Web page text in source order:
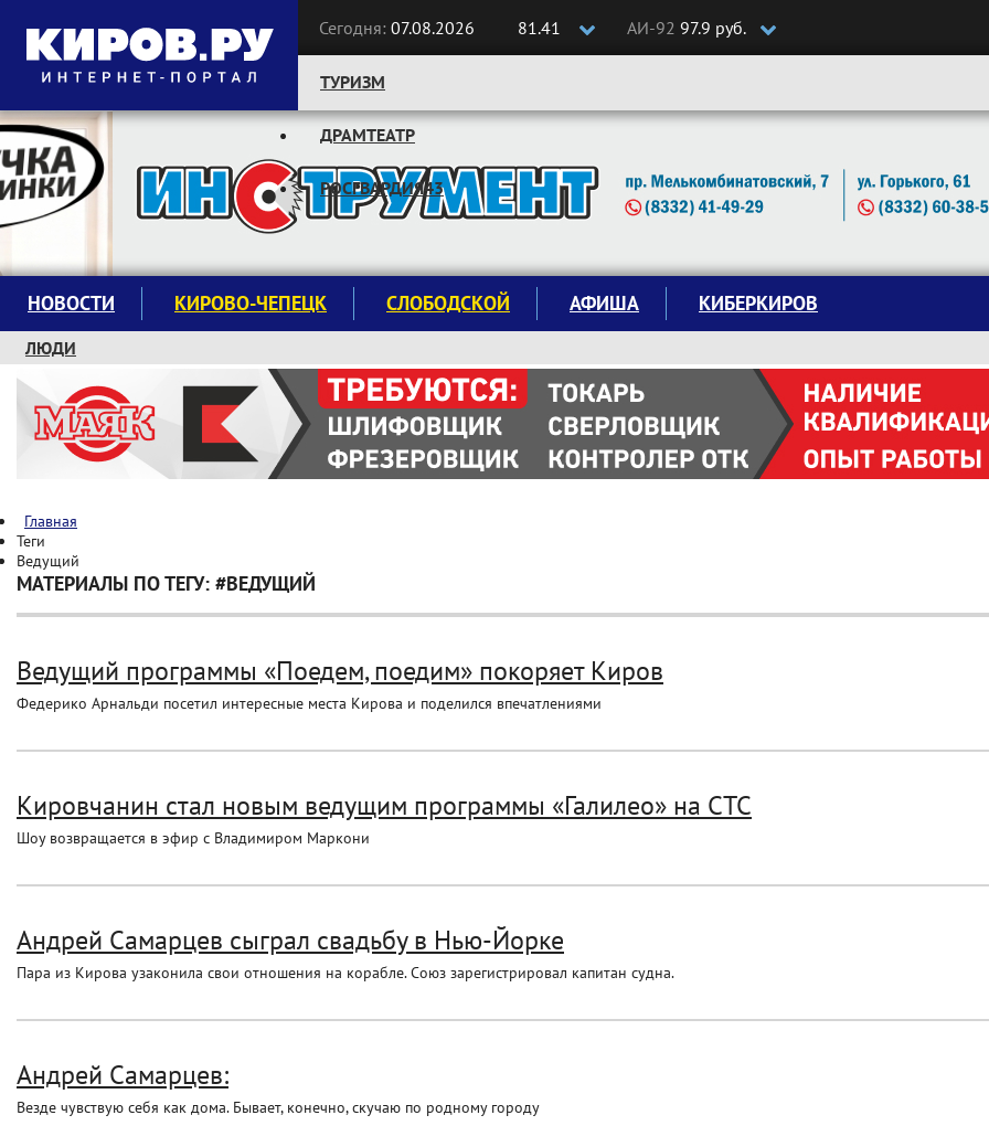
Сегодня: 07.08.2026 81.41 АИ-92 97.9 руб.
Следите за новостями:
ТУРИЗМ
ДРАМТЕАТР
РОСГВАРДИЯ43
НОВОСТИ КИРОВО-ЧЕПЕЦК СЛОБОДСКОЙ АФИША КИБЕРКИРОВ
ЛЮДИ
КРУЖКИ И СЕКЦИИ
ЗАВОДУ "МАЯК" 85 ЛЕТ
ЭКОЛОГИЯ
Главная
Теги
Ведущий
МАТЕРИАЛЫ ПО ТЕГУ: #ВЕДУЩИЙ
Ведущий программы «Поедем, поедим» покоряет Киров
Федерико Арнальди посетил интересные места Кирова и поделился впечатлениями
Кировчанин стал новым ведущим программы «Галилео» на СТС
Шоу возвращается в эфир с Владимиром Маркони
Андрей Самарцев сыграл свадьбу в Нью-Йорке
Пара из Кирова узаконила свои отношения на корабле. Союз зарегистрировал капитан судна.
Андрей Самарцев:
Везде чувствую себя как дома. Бывает, конечно, скучаю по родному городу